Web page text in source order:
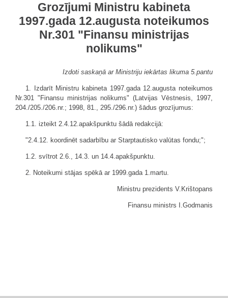
Grozījumi Ministru kabineta
1997.gada 12.augusta noteikumos
Nr.301 "Finansu ministrijas
nolikums"
Izdoti saskaņā ar Ministriju iekārtas likuma 5.pantu
1. Izdarīt Ministru kabineta 1997.gada 12.augusta noteikumos
Nr.301 "Finansu ministrijas nolikums" (Latvijas Vēstnesis, 1997,
204./205./206.nr.; 1998, 81., 295./296.nr.) šādus grozījumus:
1.1. izteikt 2.4.12.apakšpunktu šādā redakcijā:
"2.4.12. koordinēt sadarbību ar Starptautisko valūtas fondu;";
1.2. svītrot 2.6., 14.3. un 14.4.apakšpunktu.
2. Noteikumi stājas spēkā ar 1999.gada 1.martu.
Ministru prezidents V.Krištopans
Finansu ministrs I.Godmanis